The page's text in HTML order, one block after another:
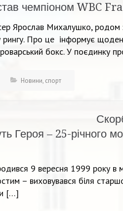
чемпіоном WBC
Ярослав Михалушко, родом
рингу. Про це інформує
бокс. У поєдинку
Новини, спорт
Героя – 25-річного
9 вересня 1999 року
– виховувався біля
[…]